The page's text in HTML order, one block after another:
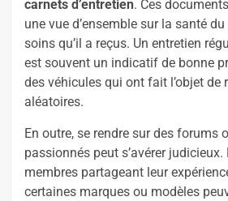
carnets d’entretien. Ces
une vue d’ensemble sur la santé
soins qu’il a reçus. Un entretien
est souvent un indicatif de bonne
des véhicules qui ont fait l’objet de
aléatoires.
En outre, se rendre sur des forums
passionnés peut s’avérer judicieux.
membres partageant leur
certaines marques ou modèles